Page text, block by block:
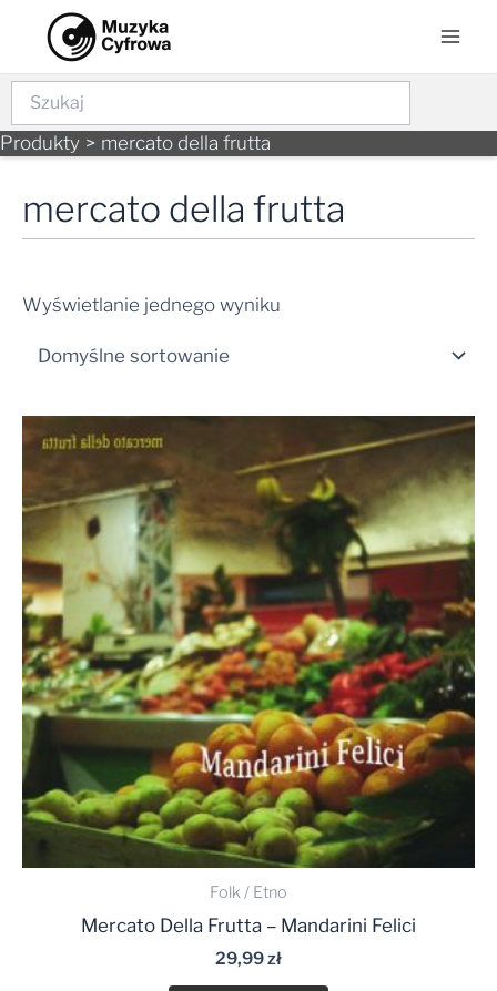
content
Szukaj
Produkty mercato della frutta
mercato della frutta
Wyświetlanie jednego wyniku
Folk / Etno
Mercato Della Frutta – Mandarini Felici
29,99zł